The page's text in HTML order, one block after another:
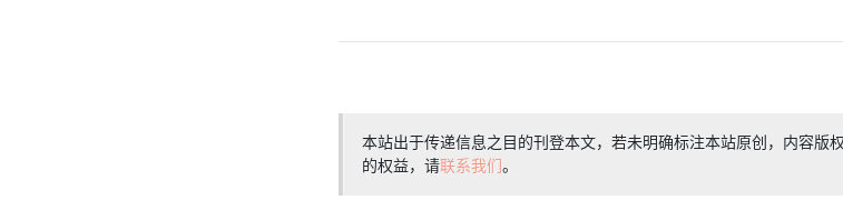
本站出于传递信息之目的刊登本文，若未明确标注本站原创，内容版
的权益，请联系我们。